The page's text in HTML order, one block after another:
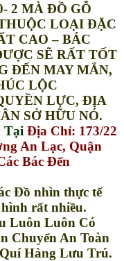
2 MÀ ĐỒ GỖ
LOẠI ĐẶC
CAO – BÁC
SẼ RẤT TỐT
ĐẾN MAY MẮN,
LỘC
LỰC, ĐỊA
SỞ HỮU NÓ.
Tại Địa Chỉ: 173/22
An Lạc, Quận
Bác Đến
Đồ nhìn thực tế
rất nhiều.
Luôn Luôn Có
Chuyển An Toàn
Hàng Lưu Trú.